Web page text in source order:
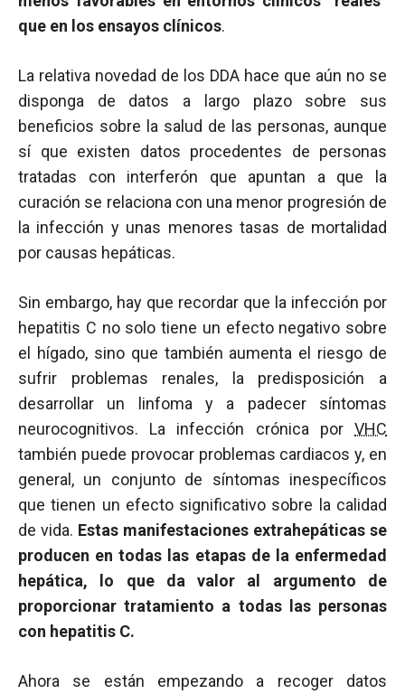
que en los ensayos clínicos.
La relativa novedad de los DDA hace que aún no se
disponga de datos a largo plazo sobre sus
beneficios sobre la salud de las personas, aunque
sí que existen datos procedentes de personas
tratadas con interferón que apuntan a que la
curación se relaciona con una menor progresión de
la infección y unas menores tasas de mortalidad
por causas hepáticas.
Sin embargo, hay que recordar que la infección por
hepatitis C no solo tiene un efecto negativo sobre
el hígado, sino que también aumenta el riesgo de
sufrir problemas renales, la predisposición a
desarrollar un linfoma y a padecer síntomas
neurocognitivos. La infección crónica por VHC
también puede provocar problemas cardiacos y, en
general, un conjunto de síntomas inespecíficos
que tienen un efecto significativo sobre la calidad
de vida. Estas manifestaciones extrahepáticas se
producen en todas las etapas de la enfermedad
hepática, lo que da valor al argumento de
proporcionar tratamiento a todas las personas
con hepatitis C.
Ahora se están empezando a recoger datos